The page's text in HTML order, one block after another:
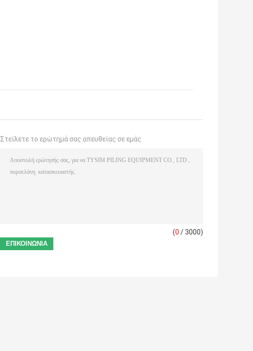
Στείλετε το ερώτημά σας απευθείας σε εμάς
(0 / 3000)